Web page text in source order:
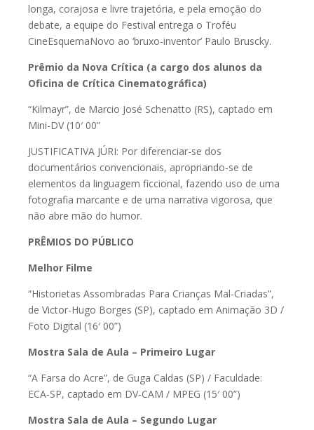
longa, corajosa e livre trajetória, e pela emoção do
debate, a equipe do Festival entrega o Troféu
CineEsquemaNovo ao ‘bruxo-inventor’ Paulo Bruscky.
Prêmio da Nova Crítica (a cargo dos alunos da
Oficina de Crítica Cinematográfica)
“Kilmayr”, de Marcio José Schenatto (RS), captado em
Mini-DV (10′ 00”
JUSTIFICATIVA JÚRI: Por diferenciar-se dos
documentários convencionais, apropriando-se de
elementos da linguagem ficcional, fazendo uso de uma
fotografia marcante e de uma narrativa vigorosa, que
não abre mão do humor.
PRÊMIOS DO PÚBLICO
Melhor Filme
“Historietas Assombradas Para Crianças Mal-Criadas”,
de Victor-Hugo Borges (SP), captado em Animação 3D /
Foto Digital (16′ 00”)
Mostra Sala de Aula – Primeiro Lugar
“A Farsa do Acre”, de Guga Caldas (SP) / Faculdade:
ECA-SP, captado em DV-CAM / MPEG (15′ 00”)
Mostra Sala de Aula – Segundo Lugar